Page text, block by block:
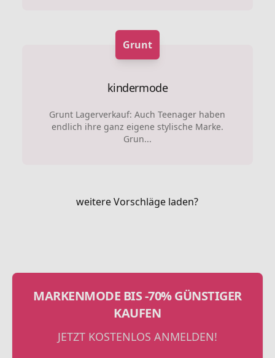
Grunt
kindermode
Grunt Lagerverkauf: Auch Teenager haben
endlich ihre ganz eigene stylische Marke.
Grun...
weitere Vorschläge laden?
MARKENMODE BIS -70% GÜNSTIGER
KAUFEN
JETZT KOSTENLOS ANMELDEN!